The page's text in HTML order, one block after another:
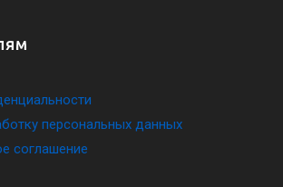
персональных данных
соглашение